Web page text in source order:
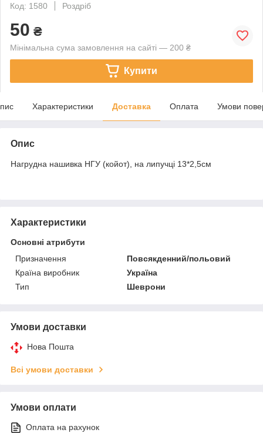
Код: 1580
Роздріб
50 ₴
Мінімальна сума замовлення на сайті — 200 ₴
Купити
Характеристики Доставка Оплата Умови
Опис
Нагрудна нашивка НГУ (койот), на липучці 13*2,5см
Характеристики
Основні атрибути
Призначення
Повсякденний/польовий
Країна виробник
Україна
Тип
Шеврони
Умови доставки
Нова Пошта
Всі умови доставки
Умови оплати
Оплата на рахунок